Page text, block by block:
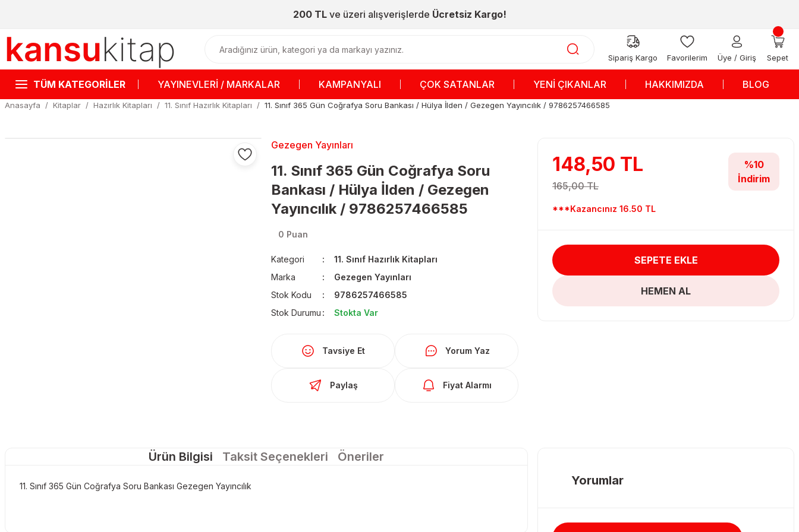
200 TLve üzeri alışverişlerde Ücretsiz Kargo!
Sipariş Kargo Favorilerim Üye / Giriş Sepet
TÜM KATEGORİLER YAYINEVLERİ / MARKALAR KAMPANYALI ÇOK SATANLAR YENİ ÇIKANLAR HAKKIMIZDA BLOG
Anasayfa Kitaplar Hazırlık Kitapları 11. Sınıf Hazırlık Kitapları 11. Sınıf 365 Gün Coğrafya Soru Bankası / Hülya İlden / Gezegen Yayıncılık / 9786257466585
Gezegen Yayınları
11. Sınıf 365 Gün Coğrafya Soru
Bankası / Hülya İlden / Gezegen
Yayıncılık / 9786257466585
0 Puan
Kategori
11. Sınıf Hazırlık Kitapları
Marka
Gezegen Yayınları
Stok Kodu
9786257466585
Stok Durumu
Stokta Var
Tavsiye Et Yorum Yaz
Paylaş Fiyat Alarmı
148,50 TL
165,00 TL
***Kazancınız 16.50 TL
%10
İndirim
SEPETE EKLE
HEMEN AL
Ürün Bilgisi Taksit Seçenekleri Öneriler
11. Sınıf 365 Gün Coğrafya Soru Bankası Gezegen Yayıncılık Yorumlar